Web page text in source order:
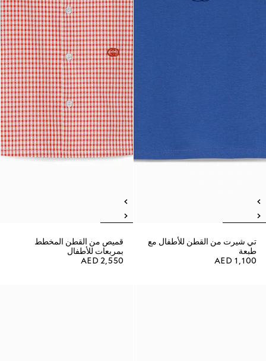
تي شيرت من القطن للأطفال مع
طبعة
AED 1,100
قميص من القطن المخطط
بمربعات للأطفال
AED 2,550